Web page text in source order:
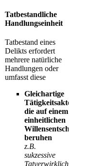
Tatbestandliche
Handlungseinheit
Tatbestand eines
Delikts erfordert
mehrere natürliche
Handlungen oder
umfasst diese
Gleichartige
Tätigkeitsakte,
die auf einem
einheitlichen
Willensentschluss
beruhen
z.B.
sukzessive
Tatverwirklichung